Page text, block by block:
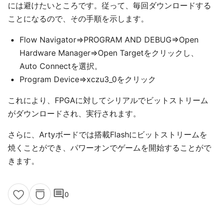
には避けたいところです。従って、毎回ダウンロードする
ことになるので、その手順を示します。
Flow Navigator⇒PROGRAM AND DEBUG⇒Open
Hardware Manager⇒Open Targetをクリックし、
Auto Connectを選択。
Program Device⇒xczu3_0をクリック
これにより、FPGAに対してシリアルでビットストリーム
がダウンロードされ、実行されます。
さらに、Artyボードでは搭載Flashにビットストリームを
焼くことができ、パワーオンでゲームを開始することがで
きます。
comment0